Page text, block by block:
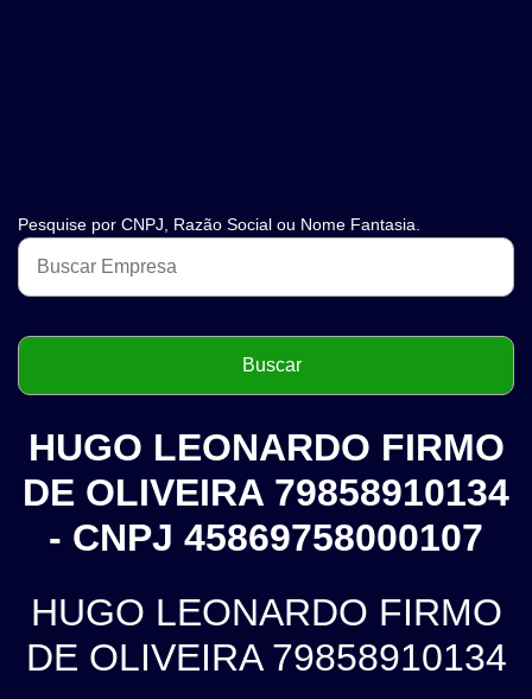
Pesquise por CNPJ, Razão Social ou Nome Fantasia.
HUGO LEONARDO FIRMO
DE OLIVEIRA 79858910134
- CNPJ 45869758000107
HUGO LEONARDO FIRMO
DE OLIVEIRA 79858910134